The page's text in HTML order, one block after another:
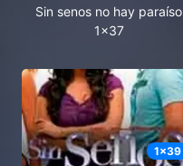
Sin senos no hay paraíso
1x37
1x39